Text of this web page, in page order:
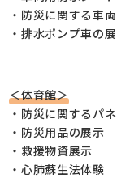
・防災に関する車
・排水ポンプ車の
＜体育館＞
・防災に関するパ
・防災用品の展示
・救援物資展示
・心肺蘇生法体験